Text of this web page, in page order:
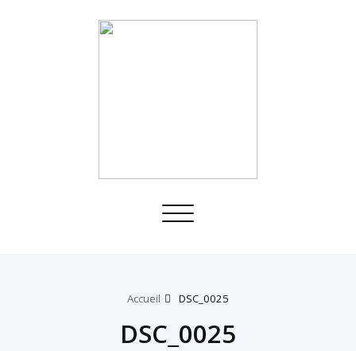
Toggle
Accueil DSC_0025
DSC_0025